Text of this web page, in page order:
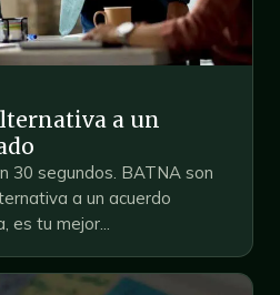
a un
30 segundos. BATNA son
a un acuerdo
es tu mejor...